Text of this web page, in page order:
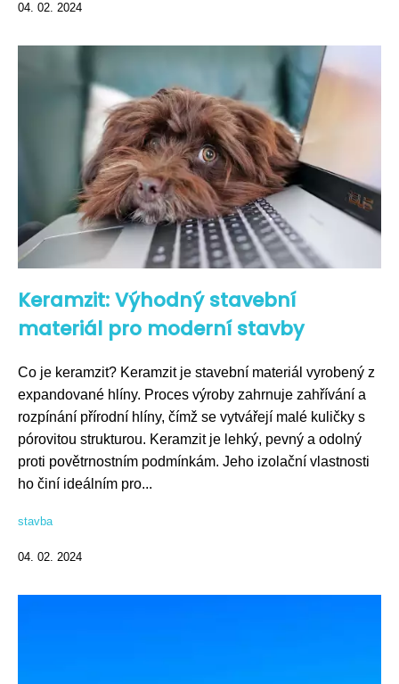
04. 02. 2024
Keramzit: Výhodný stavební
materiál pro moderní stavby
Co je keramzit? Keramzit je stavební materiál vyrobený z
expandované hlíny. Proces výroby zahrnuje zahřívání a
rozpínání přírodní hlíny, čímž se vytvářejí malé kuličky s
pórovitou strukturou. Keramzit je lehký, pevný a odolný
proti povětrnostním podmínkám. Jeho izolační vlastnosti
ho činí ideálním pro...
stavba
04. 02. 2024